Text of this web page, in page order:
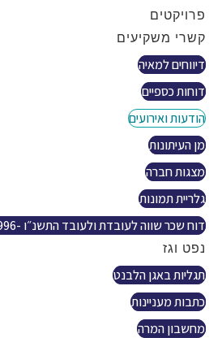
פרויקטים
קשרי משקיעים
דיווחים למאיה
דוחות כספיים
הודעות ואירועים
מן העיתונות
מצגות חברה
גלריית תמונות
דוח שכר שווה לעובדת ולעובד התשנ״ו -1996.
נפט וגז
תגליות באגן הלבנט
כתבות מעניינות
מחשבון המרה